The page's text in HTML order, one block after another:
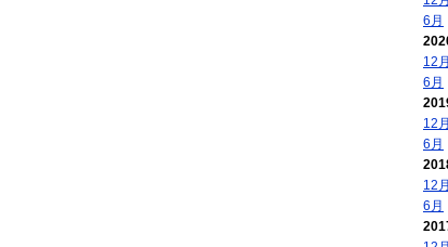
6月
12月
6月
12月
6月
12月
6月